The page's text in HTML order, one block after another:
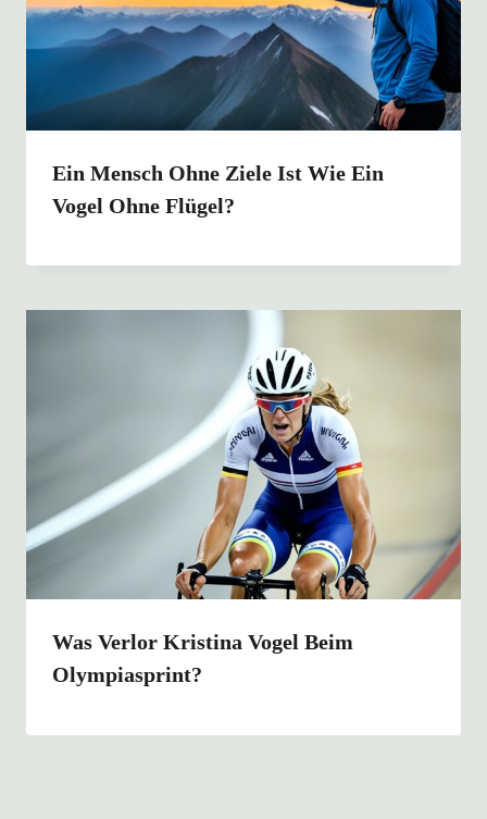
Ein Mensch Ohne Ziele Ist Wie Ein
Vogel Ohne Flügel?
Was Verlor Kristina Vogel Beim
Olympiasprint?